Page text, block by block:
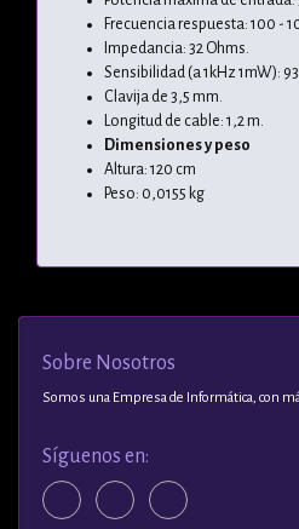
Frecuencia respuesta: 100 -
Impedancia: 32 Ohms.
Sensibilidad (a 1kHz 1mW):
Clavija de 3,5 mm.
Longitud de cable: 1,2 m.
Dimensiones y peso
Altura: 120 cm
Peso: 0,0155 kg
Sobre Nosotros
Somos una Empresa de Informática, con
Síguenos en: